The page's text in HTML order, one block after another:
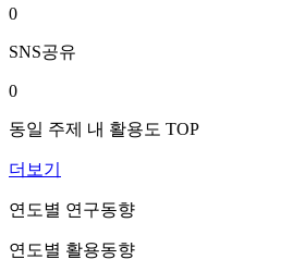
0
SNS공유
0
동일 주제 내 활용도 TOP
더보기
연도별 연구동향
연도별 활용동향